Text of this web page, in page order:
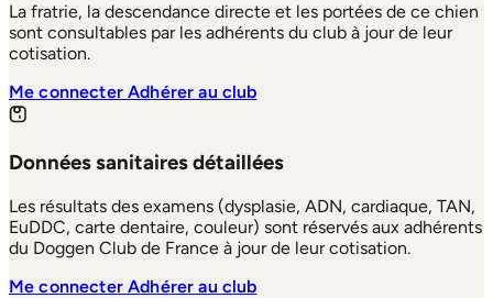
La fratrie, la descendance directe et les portées de ce chien
sont consultables par les adhérents du club à jour de leur
cotisation.
Me connecterAdhérer au club
Données sanitaires détaillées
Les résultats des examens (dysplasie, ADN, cardiaque, TAN,
EuDDC, carte dentaire, couleur) sont réservés aux adhérents
du Doggen Club de France à jour de leur cotisation.
Me connecterAdhérer au club